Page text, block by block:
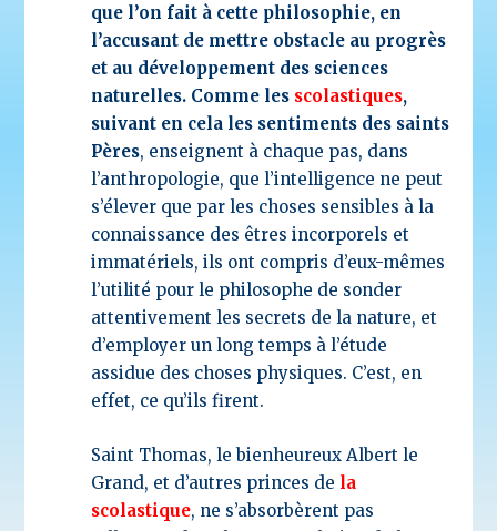
que l’on fait à cette philosophie, en
l’accusant de mettre obstacle au progrès
et au développement des sciences
naturelles. Comme les scolastiques,
suivant en cela les sentiments des saints
Pères, enseignent à chaque pas, dans
l’anthropologie, que l’intelligence ne peut
s’élever que par les choses sensibles à la
connaissance des êtres incorporels et
immatériels, ils ont compris d’eux-mêmes
l’utilité pour le philosophe de sonder
attentivement les secrets de la nature, et
d’employer un long temps à l’étude
assidue des choses physiques. C’est, en
effet, ce qu’ils firent.
Saint Thomas, le bienheureux Albert le
Grand, et d’autres princes de la
scolastique, ne s’absorbèrent pas